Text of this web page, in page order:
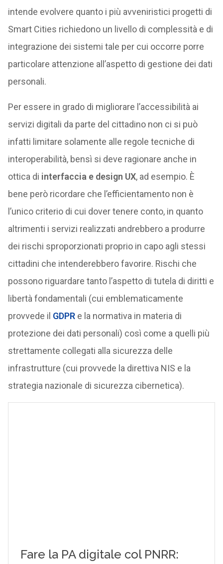
intende evolvere quanto i più avveniristici progetti di
Smart Cities richiedono un livello di complessità e di
integrazione dei sistemi tale per cui occorre porre
particolare attenzione all’aspetto di gestione dei dati
personali.
Per essere in grado di migliorare l’accessibilità ai
servizi digitali da parte del cittadino non ci si può
infatti limitare solamente alle regole tecniche di
interoperabilità, bensì si deve ragionare anche in
ottica di interfaccia e design UX, ad esempio. È
bene però ricordare che l’efficientamento non è
l’unico criterio di cui dover tenere conto, in quanto
altrimenti i servizi realizzati andrebbero a produrre
dei rischi sproporzionati proprio in capo agli stessi
cittadini che intenderebbero favorire. Rischi che
possono riguardare tanto l’aspetto di tutela di diritti e
libertà fondamentali (cui emblematicamente
provvede il GDPRe la normativa in materia di
protezione dei dati personali) così come a quelli più
strettamente collegati alla sicurezza delle
infrastrutture (cui provvede la direttiva NIS e la
strategia nazionale di sicurezza cibernetica).